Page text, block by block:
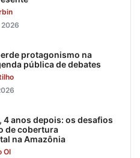
protagonismo na
pública de debates
4 anos depois: os desafios
de cobertura
na Amazônia
OI